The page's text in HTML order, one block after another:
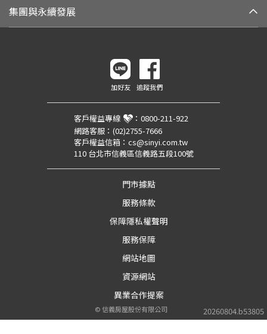
集團與永續發展
20260804.b53805
加好友 追蹤我們
客戶權益專線 ： 0800-211-922
網路客服： (02)2755-7666
客戶權益信箱： cs@sinyi.com.tw
110 台北市信義區信義路五段100號
門市據點
服務條款
保障隱私權聲明
服務保障
網站地圖
資源網站
異業合作提案
©信義房屋股份有限公司